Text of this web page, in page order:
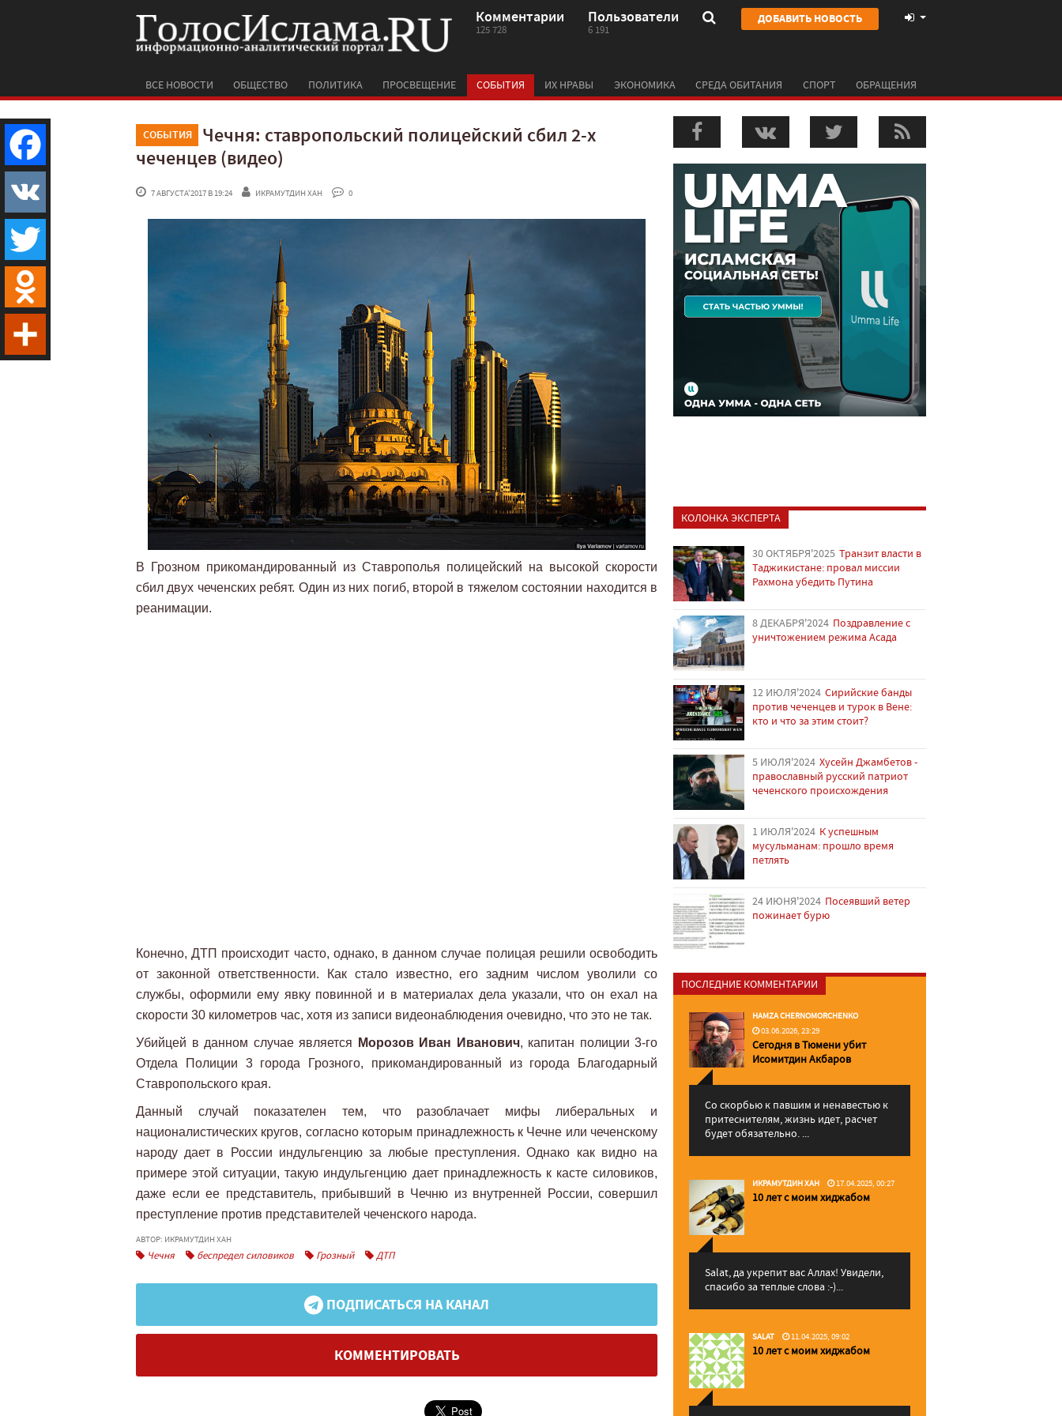
Комментарии
125 728
Пользователи
6 191
ДОБАВИТЬ НОВОСТЬ
ВСЕ НОВОСТИ ОБЩЕСТВО ПОЛИТИКА ПРОСВЕЩЕНИЕ СОБЫТИЯ ИХ НРАВЫ ЭКОНОМИКА СРЕДА ОБИТАНИЯ СПОРТ ОБРАЩЕНИЯ
СОБЫТИЯ
Чечня: ставропольский полицейский сбил 2-х
чеченцев (видео)
7 АВГУСТА'2017 В 19:24 ИКРАМУТДИН ХАН 0
В Грозном прикомандированный из Ставрополья полицейский на высокой скорости
сбил двух чеченских ребят. Один из них погиб, второй в тяжелом состоянии находится в
реанимации.
Конечно, ДТП происходит часто, однако, в данном случае полицая решили освободить
от законной ответственности. Как стало известно, его задним числом уволили со
службы, оформили ему явку повинной и в материалах дела указали, что он ехал на
скорости 30 километров час, хотя из записи видеонаблюдения очевидно, что это не так.
Убийцей в данном случае является Морозов Иван Иванович, капитан полиции 3-го
Отдела Полиции 3 города Грозного, прикомандированный из города Благодарный
Ставропольского края.
Данный случай показателен тем, что разоблачает мифы либеральных и
националистических кругов, согласно которым принадлежность к Чечне или чеченскому
народу дает в России индульгенцию за любые преступления. Однако как видно на
примере этой ситуации, такую индульгенцию дает принадлежность к касте силовиков,
даже если ее представитель, прибывший в Чечню из внутренней России, совершил
преступление против представителей чеченского народа.
АВТОР: ИКРАМУТДИН ХАН
Чечня беспредел силовиков Грозный ДТП
ПОДПИСАТЬСЯ НА КАНАЛ
КОММЕНТИРОВАТЬ
КОЛОНКА ЭКСПЕРТА
30 ОКТЯБРЯ'2025 Транзит власти в
Таджикистане: провал миссии
Рахмона убедить Путина
8 ДЕКАБРЯ'2024 Поздравление с
уничтожением режима Асада
12 ИЮЛЯ'2024 Сирийские банды
против чеченцев и турок в Вене:
кто и что за этим стоит?
5 ИЮЛЯ'2024 Хусейн Джамбетов -
православный русский патриот
чеченского происхождения
1 ИЮЛЯ'2024 К успешным
мусульманам: прошло время
петлять
24 ИЮНЯ'2024 Посеявший ветер
пожинает бурю
ПОСЛЕДНИЕ КОММЕНТАРИИ
HAMZA CHERNOMORCHENKO
03.06.2026, 23:29
Сегодня в Тюмени убит
Исомитдин Акбаров
Со скорбью к павшим и ненавестью к
притеснителям, жизнь идет, расчет
будет обязательно. ...
ИКРАМУТДИН ХАН 17.04.2025, 00:27
10 лет с моим хиджабом
Salat, да укрепит вас Аллаx! Увидели,
спасибо за теплые слова :-)...
SALAT 11.04.2025, 09:02
10 лет с моим хиджабом
Facebook
VK
Twitter
Odnoklassniki